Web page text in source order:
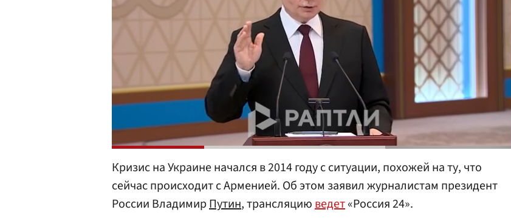
Кризис на Украине начался в 2014 году с ситуации, похожей на ту, что
сейчас происходит с Арменией. Об этом заявил журналистам президент
России ВладимирПутин, трансляциюведет«Россия 24».